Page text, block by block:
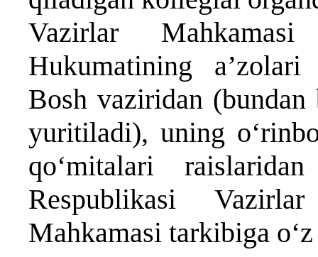
Vazirlar Mahkamasi
Hukumatining
Bosh vaziridan
yuritiladi), uning
qo‘mitalari
Respublikasi
Mahkamasi tarkibiga